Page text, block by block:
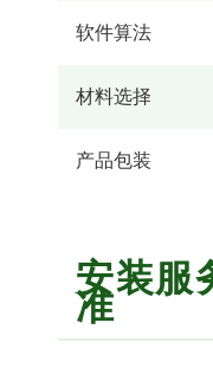
软件算法
材料选择
产品包装
安装服
准